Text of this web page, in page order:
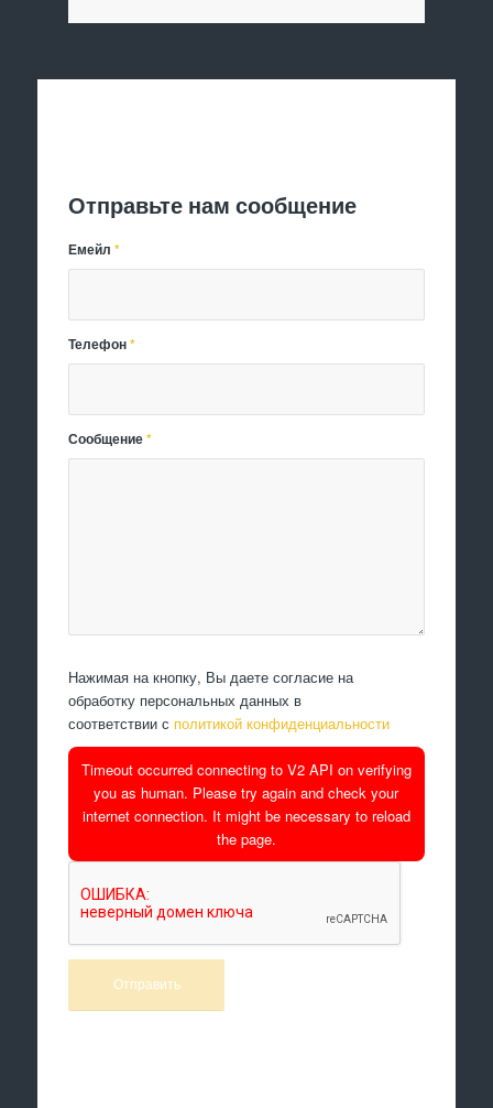
Отправьте нам сообщение
Емейл*
Телефон*
Сообщение*
Нажимая на кнопку, Вы даете согласие на
обработку персональных данных в
соответствии с политикой конфиденциальности
Timeout occurred connecting to V2 API on verifying
you as human. Please try again and check your
internet connection. It might be necessary to reload
the page.